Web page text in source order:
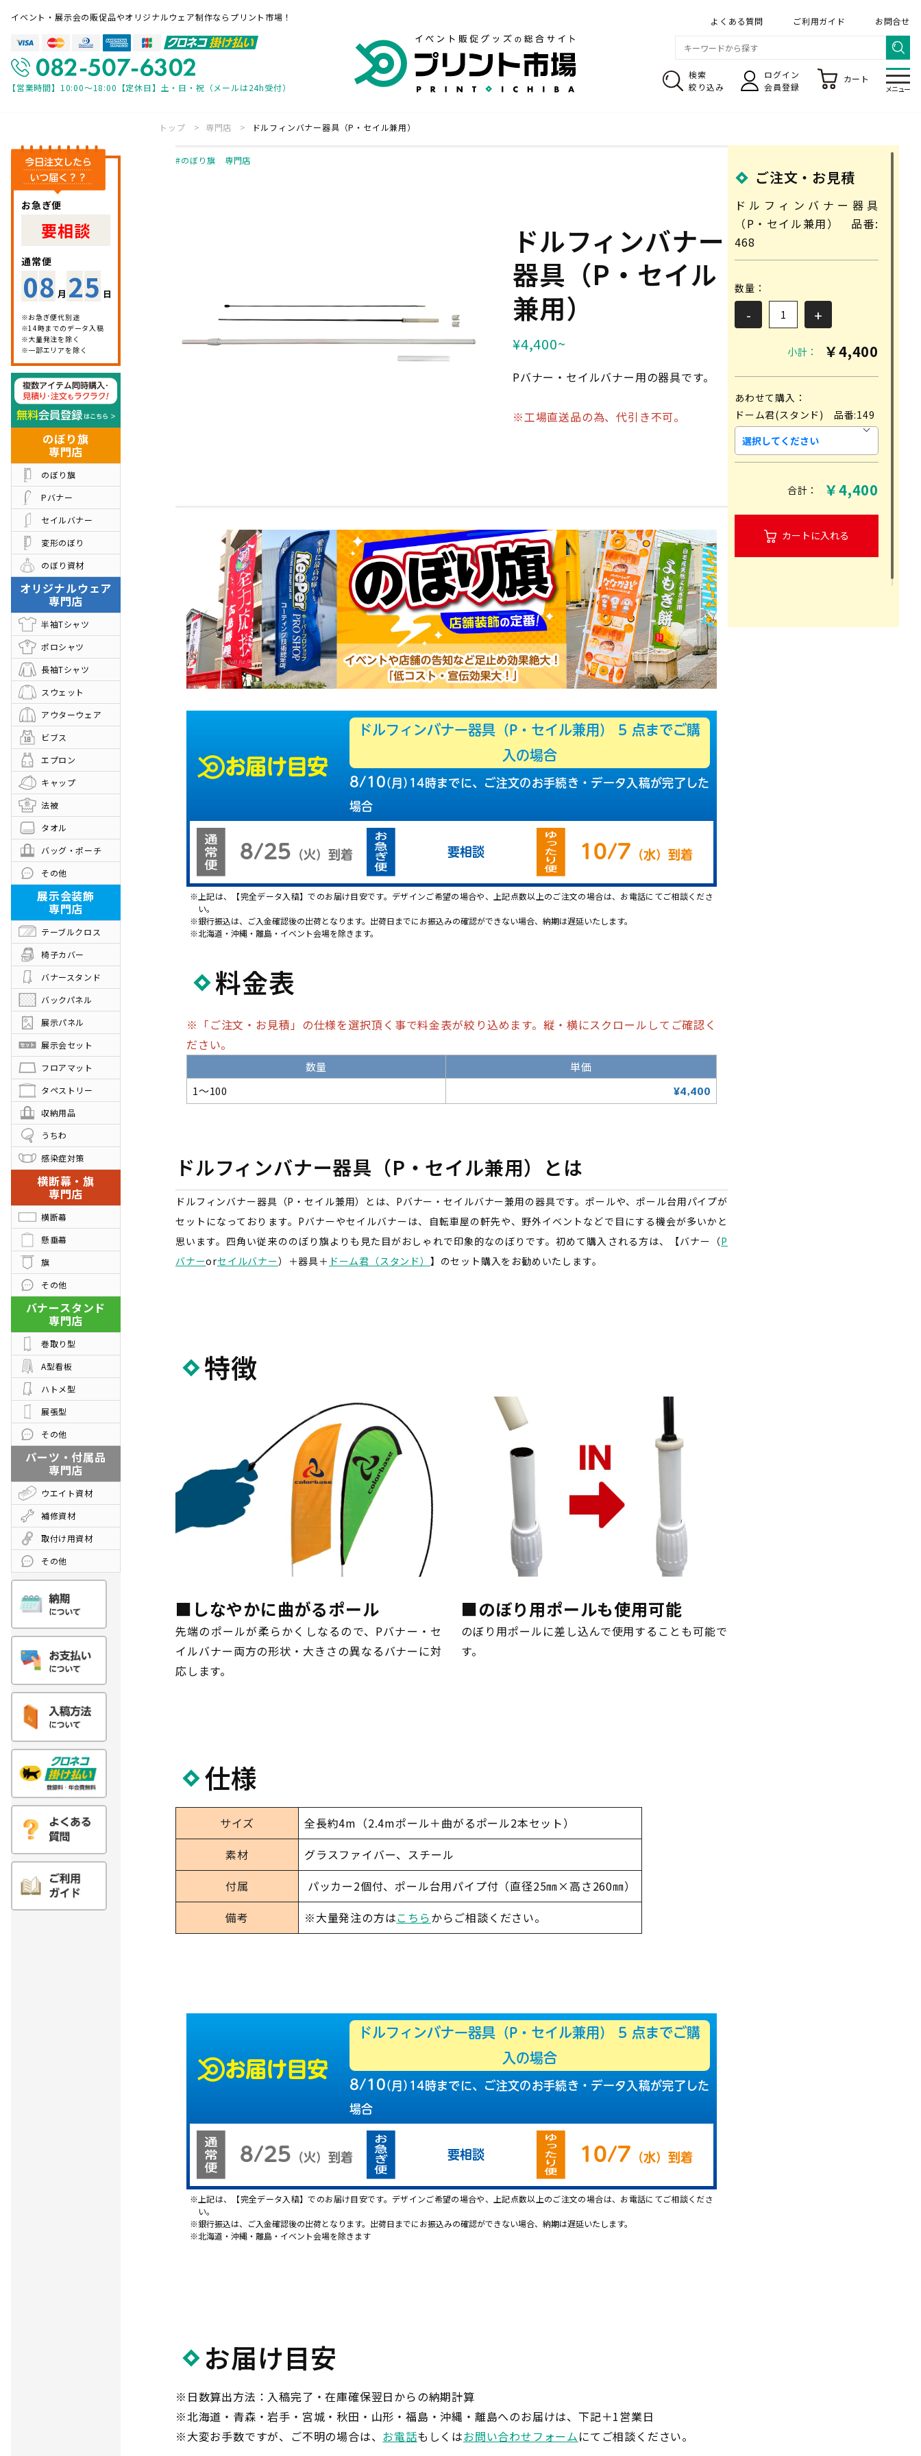
イベント・展示会の販促品やオリジナルウェア制作ならプリント市場！
【営業時間】10:00～18:00【定休日】土・日・祝（メールは24h受付）
よくある質問 ご利用ガイド お問合せ
検索
絞り込み
ログイン
会員登録
カート
メニ
メニュー
専門店一覧
オリジナルウェア 専門店
のぼり旗 専門店
バナースタンド 専門店
見積・注文の流れ キャンセル・変更
送料・レンタル
入稿方法について
お支払いについて
デザインの依頼について
代行発送承ります
悩む前にお電話下さい 納期について
お問い合わせ
入稿データダウンロード クロネコ掛け払い
その他
制作事例
よくある質問
お知らせ
特定商取引法に基づく表記
お問い合わせフォーム
お急ぎ便
要相談
通常便
08 月 25 日
お急ぎ便代別途
14時までのデータ入稿
大量発注を除く
一部エリアを除く
のぼり旗
専門店
のぼり旗
Pバナー
セイルバナー
変形のぼり
のぼり資材
オリジナルウェア
専門店
半袖Tシャツ
ポロシャツ
長袖Tシャツ
スウェット
アウターウェア
ビブス
エプロン
キャップ
法被
タオル
バッグ・ポーチ
その他
展示会装飾
専門店
テーブルクロス
椅子カバー
バナースタンド
バックパネル
展示パネル
展示会セット
フロアマット
タペストリー
収納用品
うちわ
感染症対策
横断幕・旗
専門店
横断幕
懸垂幕
旗
その他
バナースタンド
専門店
巻取り型
A型看板
ハトメ型
展張型
その他
パーツ・付属品
専門店
ウエイト資材
補修資材
取付け用資材
その他
トップ 専門店 ドルフィンバナー器具（P・セイル兼用）
のぼり旗 専門店
ドルフィンバナー
器具（P・セイル
兼用）
¥4,400~
Pバナー・セイルバナー用の器具です。
※工場直送品の為、代引き不可。
お届け目安
ドルフィンバナー器具（P・セイル兼用） 5 点までご購
入の場合
8/10（ 月 ）14時までに、ご注文のお手続き・データ入稿が完了した
場合
8/25 （火） 到着 要相談 10/7 （水） 到着
上記は、【完全データ入稿】でのお届け目安です。デザインご希望の場合や、上記点数以上のご注文の場合は、お電話にてご相談くださ
い。
銀行振込は、ご入金確認後の出荷となります。出荷日までにお振込みの確認ができない場合、納期は遅延いたします。
北海道・沖縄・離島・イベント会場を除きます。
料金表
※「ご注文・お見積」の仕様を選択頂く事で料金表が絞り込めます。縦・横にスクロールしてご確認く
ださい。
数量
単価
1～100
¥4,400
ドルフィンバナー器具（P・セイル兼用）とは
ドルフィンバナー器具（P・セイル兼用）とは、Pバナー・セイルバナー兼用の器具です。ポールや、ポール台用パイプが
セットになっております。Pバナーやセイルバナーは、自転車屋の軒先や、野外イベントなどで目にする機会が多いかと
思います。四角い従来ののぼり旗よりも見た目がおしゃれで印象的なのぼりです。初めて購入される方は、【バナー（P
バナーorセイルバナー）＋器具＋ ドーム君（スタンド） 】のセット購入をお勧めいたします。
特徴
■しなやかに曲がるポール
先端のポールが柔らかくしなるので、Pバナー・セ
イルバナー両方の形状・大きさの異なるバナーに対
応します。
■のぼり用ポールも使用可能
のぼり用ポールに差し込んで使用することも可能で
す。
仕様
サイズ 全長約4m（2.4mポール＋曲がるポール2本セット）
素材
グラスファイバー、スチール
付属
パッカー2個付、ポール台用パイプ付（直径25㎜×高さ260㎜）
備考
※大量発注の方はこちらからご相談ください。
お届け目安
ドルフィンバナー器具（P・セイル兼用） 5 点までご購
入の場合
8/10（ 月 ）14時までに、ご注文のお手続き・データ入稿が完了した
場合
8/25 （火） 到着 要相談 10/7 （水） 到着
上記は、【完全データ入稿】でのお届け目安です。デザインご希望の場合や、上記点数以上のご注文の場合は、お電話にてご相談くださ
い。
銀行振込は、ご入金確認後の出荷となります。出荷日までにお振込みの確認ができない場合、納期は遅延いたします。
北海道・沖縄・離島・イベント会場を除きます
お届け目安
※日数算出方法：入稿完了・在庫確保翌日からの納期計算
※北海道・青森・岩手・宮城・秋田・山形・福島・沖縄・離島へのお届けは、下記＋1営業日
※大変お手数ですが、ご不明の場合は、 お電話もしくはお問い合わせフォームにてご相談ください。
ご注文・お見積
ドルフィンバナー器具
（P・セイル兼用） 品番:
468
数量：
- +
小計： ￥4,400
あわせて購入：
ドーム君(スタンド) 品番:149
合計： ￥4,400
カートに入れる